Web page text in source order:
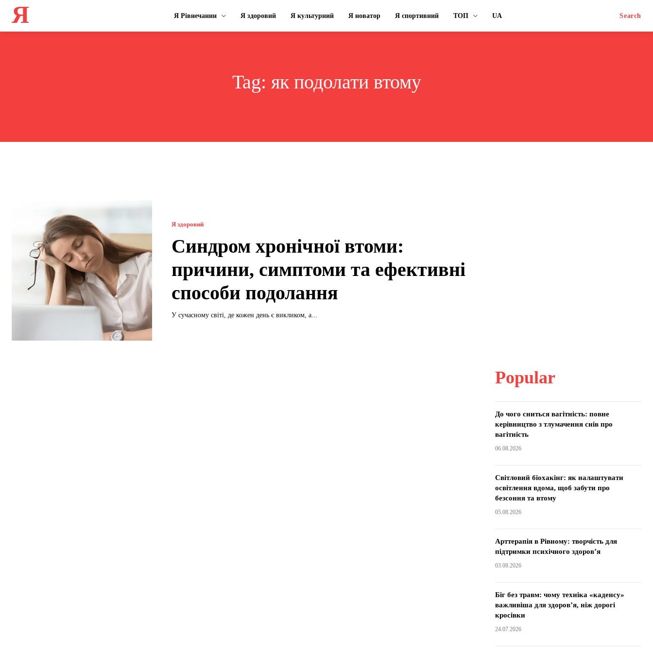
Я Я Рівнечанин Я здоровий Я культурний Я новатор Я спортивний ТОП UA Search
Tag: як подолати втому
Я здоровий
Синдром хронічної втоми:
причини, симптоми та ефективні
способи подолання
У сучасному світі, де кожен день є викликом, а...
Popular
До чого сниться вагітність: повне
керівництво з тлумачення снів про
вагітність
06.08.2026
Світловий біохакінг: як налаштувати
освітлення вдома, щоб забути про
безсоння та втому
05.08.2026
Арттерапія в Рівному: творчість для
підтримки психічного здоров’я
03.08.2026
Біг без травм: чому техніка «каденсу»
важливіша для здоров’я, ніж дорогі
кросівки
24.07.2026